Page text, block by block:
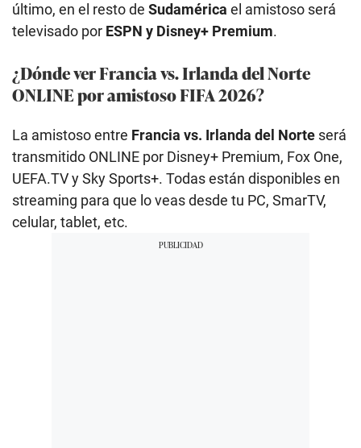
último, en el resto de Sudamérica el amistoso será
televisado por ESPN y Disney+ Premium.
¿Dónde ver Francia vs. Irlanda del Norte
ONLINE por amistoso FIFA 2026?
La amistoso entre Francia vs. Irlanda del Norte será
transmitido ONLINE por Disney+ Premium, Fox One,
UEFA.TV y Sky Sports+. Todas están disponibles en
streaming para que lo veas desde tu PC, SmarTV,
celular, tablet, etc.